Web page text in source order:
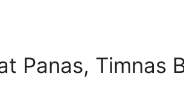
Panas, Timnas